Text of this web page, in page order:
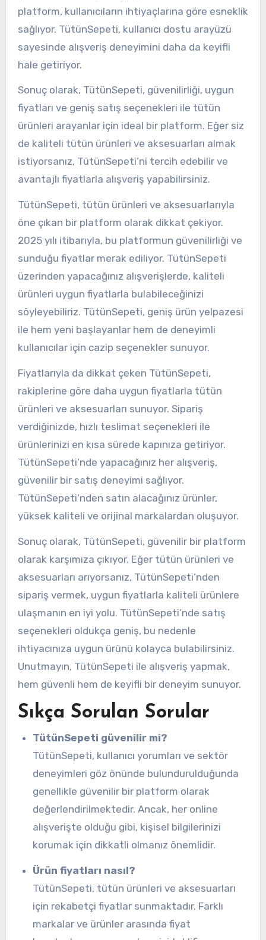
platform, kullanıcıların ihtiyaçlarına göre esneklik
sağlıyor. TütünSepeti, kullanıcı dostu arayüzü
sayesinde alışveriş deneyimini daha da keyifli
hale getiriyor.
Sonuç olarak, TütünSepeti, güvenilirliği, uygun
fiyatları ve geniş satış seçenekleri ile tütün
ürünleri arayanlar için ideal bir platform. Eğer siz
de kaliteli tütün ürünleri ve aksesuarları almak
istiyorsanız, TütünSepeti’ni tercih edebilir ve
avantajlı fiyatlarla alışveriş yapabilirsiniz.
TütünSepeti, tütün ürünleri ve aksesuarlarıyla
öne çıkan bir platform olarak dikkat çekiyor.
2025 yılı itibarıyla, bu platformun güvenilirliği ve
sunduğu fiyatlar merak ediliyor. TütünSepeti
üzerinden yapacağınız alışverişlerde, kaliteli
ürünleri uygun fiyatlarla bulabileceğinizi
söyleyebiliriz. TütünSepeti, geniş ürün yelpazesi
ile hem yeni başlayanlar hem de deneyimli
kullanıcılar için cazip seçenekler sunuyor.
Fiyatlarıyla da dikkat çeken TütünSepeti,
rakiplerine göre daha uygun fiyatlarla tütün
ürünleri ve aksesuarları sunuyor. Sipariş
verdiğinizde, hızlı teslimat seçenekleri ile
ürünlerinizi en kısa sürede kapınıza getiriyor.
TütünSepeti’nde yapacağınız her alışveriş,
güvenilir bir satış deneyimi sağlıyor.
TütünSepeti’nden satın alacağınız ürünler,
yüksek kaliteli ve orijinal markalardan oluşuyor.
Sonuç olarak, TütünSepeti, güvenilir bir platform
olarak karşımıza çıkıyor. Eğer tütün ürünleri ve
aksesuarları arıyorsanız, TütünSepeti’nden
sipariş vermek, uygun fiyatlarla kaliteli ürünlere
ulaşmanın en iyi yolu. TütünSepeti’nde satış
seçenekleri oldukça geniş, bu nedenle
ihtiyacınıza uygun ürünü kolayca bulabilirsiniz.
Unutmayın, TütünSepeti ile alışveriş yapmak,
hem güvenli hem de keyifli bir deneyim sunuyor.
Sıkça Sorulan Sorular
TütünSepeti güvenilir mi?
TütünSepeti, kullanıcı yorumları ve sektör
deneyimleri göz önünde bulundurulduğunda
genellikle güvenilir bir platform olarak
değerlendirilmektedir. Ancak, her online
alışverişte olduğu gibi, kişisel bilgilerinizi
korumak için dikkatli olmanız önemlidir.
Ürün fiyatları nasıl?
TütünSepeti, tütün ürünleri ve aksesuarları
için rekabetçi fiyatlar sunmaktadır. Farklı
markalar ve ürünler arasında fiyat